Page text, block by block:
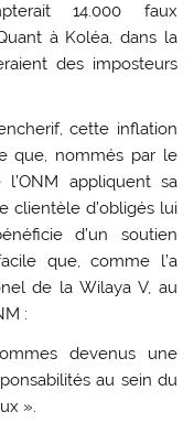
14.000 faux
à Koléa, dans la
des imposteurs
cette inflation
que, nommés par le
appliquent sa
clientèle d’obligés lui
d’un soutien
que, comme l’a
de la Wilaya V, au
:
devenus une
au sein du
».